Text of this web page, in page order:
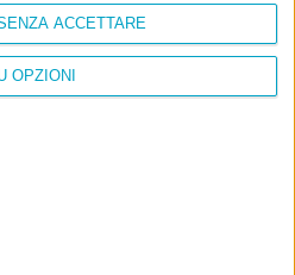
OPZIONI
ACCETTARE